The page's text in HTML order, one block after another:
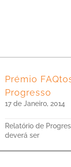
Prémio
Progresso
17 de Janeiro, 2014
Relatório de
deverá ser